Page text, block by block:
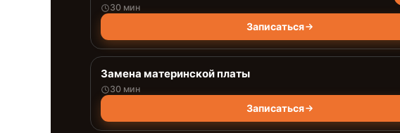
30 мин
Записаться
Замена материнской платы
30 мин
Записаться